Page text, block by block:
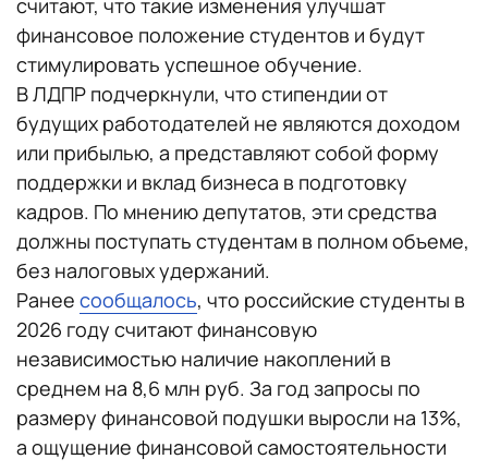
считают, что такие изменения улучшат
финансовое положение студентов и будут
стимулировать успешное обучение.
В ЛДПР подчеркнули, что стипендии от
будущих работодателей не являются доходом
или прибылью, а представляют собой форму
поддержки и вклад бизнеса в подготовку
кадров. По мнению депутатов, эти средства
должны поступать студентам в полном объеме,
без налоговых удержаний.
Ранее сообщалось, что российские студенты в
2026 году считают финансовую
независимостью наличие накоплений в
среднем на 8,6 млн руб. За год запросы по
размеру финансовой подушки выросли на 13%,
а ощущение финансовой самостоятельности